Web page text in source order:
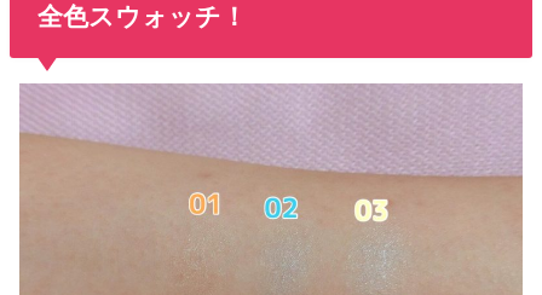
全色スウォッチ！